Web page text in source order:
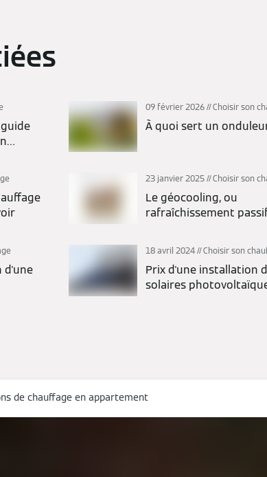
09 février 2026 Choisir son
À quoi sert un
23 janvier 2025 Choisir son
Le géocooling, ou
rafraîchissement
d'une
18 avril 2024 Choisir son
Prix d'une installation
solaires
de chauffage en appartement